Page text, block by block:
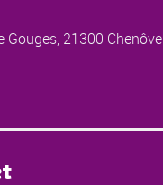
Gouges, 21300 Chenôve